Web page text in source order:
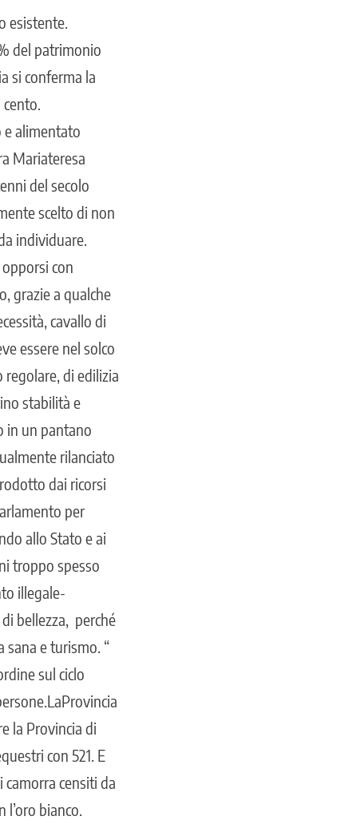
esistente.
del patrimonio
si conferma la
e alimentato
Mariateresa
del secolo
scelto di non
individuare.
con
grazie a qualche
cavallo di
essere nel solco
di edilizia
stabilità e
in un pantano
rilanciato
dai ricorsi
per
allo Stato e ai
troppo spesso
illegale-
bellezza, perché
e turismo. “
sul ciclo
Provincia
la Provincia di
con 521. E
censiti da
bianco.